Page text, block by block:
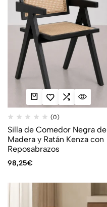
(0)
Silla de Comedor Negra de
Madera y Ratán Kenza con
Reposabrazos
98,25€